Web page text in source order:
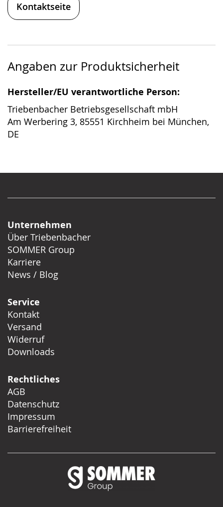
Kontaktseite
Angaben zur Produktsicherheit
Hersteller/EU verantwortliche Person:
Triebenbacher Betriebsgesellschaft mbH
Am Werbering 3, 85551 Kirchheim bei München,
DE
Unternehmen
Über Triebenbacher
SOMMER Group
Karriere
News / Blog
Service
Kontakt
Versand
Widerruf
Downloads
Rechtliches
AGB
Datenschutz
Impressum
Barrierefreiheit